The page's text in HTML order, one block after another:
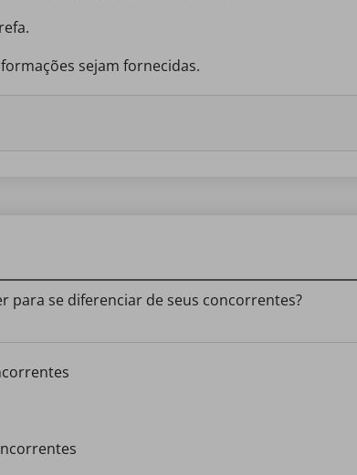
sejam fornecidas.
para se diferenciar de seus concorrentes?